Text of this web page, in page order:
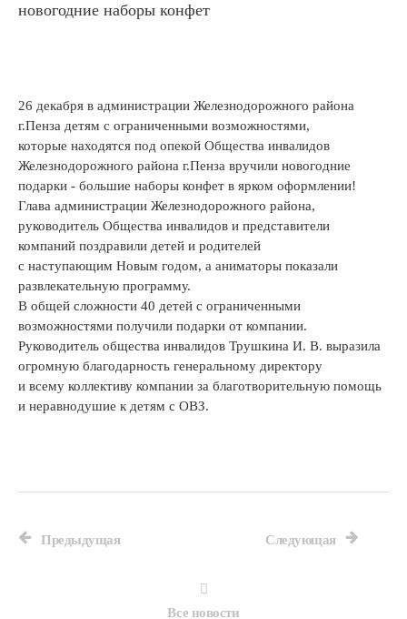
новогодние наборы конфет
26 декабря в администрации Железнодорожного района
г.Пенза детям с ограниченными возможностями,
которые находятся под опекой Общества инвалидов
Железнодорожного района г.Пенза вручили новогодние
подарки - большие наборы конфет в ярком оформлении!
Глава администрации Железнодорожного района,
руководитель Общества инвалидов и представители
компаний поздравили детей и родителей
с наступающим Новым годом, а аниматоры показали
развлекательную программу.
В общей сложности 40 детей с ограниченными
возможностями получили подарки от компании.
Руководитель общества инвалидов Трушкина И. В. выразила
огромную благодарность генеральному директору
и всему коллективу компании за благотворительную помощь
и неравнодушие к детям с ОВЗ.
Предыдущая
Все новости
Следующая